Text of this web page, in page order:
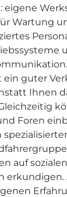
eigene
Wartung
guter
Ihnen
Foren
auf
erkundigen.